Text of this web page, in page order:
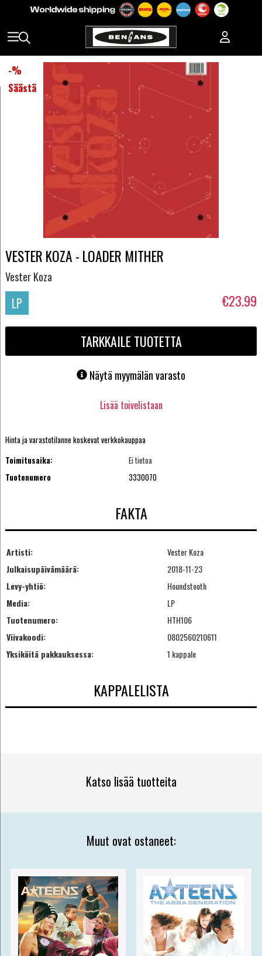
-%
Säästä
VESTER KOZA - LOADER MITHER
Vester Koza
LP €23.99
TARKKAILE TUOTETTA
Näytä myymälän varasto
Lisää toivelistaan
Hinta ja varastotilanne koskevat verkkokauppaa
Toimitusaika:
Ei tietoa
Tuotenumero
3330070
FAKTA
Artisti:
Vester Koza
Julkaisupäivämäärä:
2018-11-23
Levy-yhtiö:
Houndstooth
Media:
LP
Tuotenumero:
HTH106
Viivakoodi:
0802560210611
Yksiköitä pakkauksessa:
1 kappale
KAPPALELISTA
Katso lisää tuotteita
Muut ovat ostaneet: